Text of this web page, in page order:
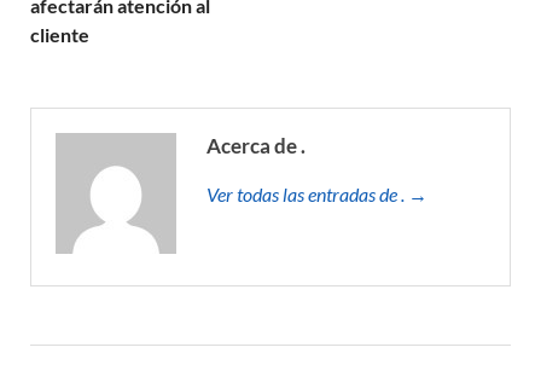
afectarán atención al
cliente
Acerca de .
Ver todas las entradas de . →